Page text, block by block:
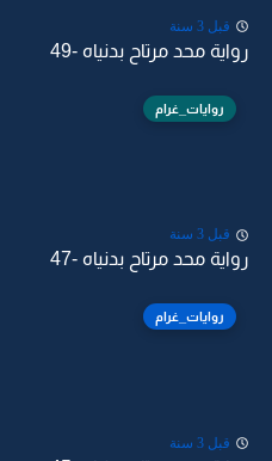
قبل 3 سنة
رواية محد مرتاح بدنياه -49
روايات_غرام
قبل 3 سنة
رواية محد مرتاح بدنياه -47
روايات_غرام
قبل 3 سنة